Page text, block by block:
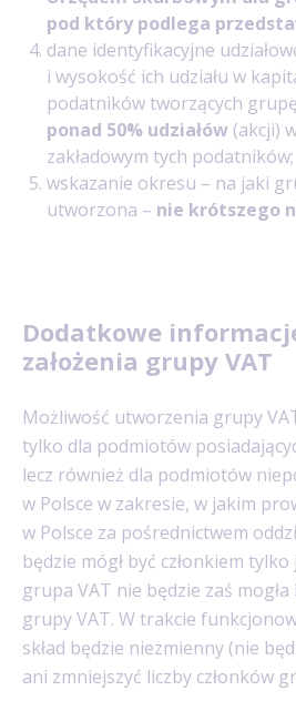
pod który podlega
dane identyfikacyjne
i wysokość ich udziału w
podatników tworzących
ponad 50% udziałów (akcji)
zakładowym tych podatników;
wskazanie okresu – na jaki
utworzona – nie krótszego
Dodatkowe
założenia grupy VAT
Możliwość utworzenia grupy
tylko dla podmiotów
lecz również dla podmiotów
w Polsce w zakresie, w jakim
w Polsce za pośrednictwem
będzie mógł być członkiem
grupa VAT nie będzie zaś
grupy VAT. W trakcie
skład będzie niezmienny (nie
ani zmniejszyć liczby członków